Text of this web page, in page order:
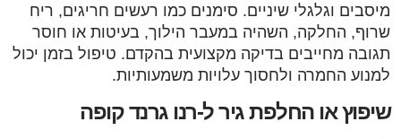
מיסבים וגלגלי שיניים. סימנים כמו רעשים חריגים, ריח
שרוף, החלקה, השהיה במעבר הילוך, בעיטות או חוסר
תגובה מחייבים בדיקה מקצועית בהקדם. טיפול בזמן יכול
למנוע החמרה ולחסוך עלויות משמעותיות.
שיפוץ או החלפת גיר ל-רנו גרנד קופה